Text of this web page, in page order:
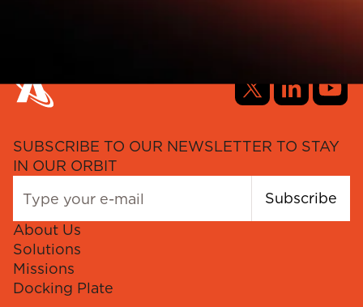
SUBSCRIBE TO OUR NEWSLETTER TO STAY
IN OUR ORBIT
Subscribe
About Us
Solutions
Missions
Docking Plate